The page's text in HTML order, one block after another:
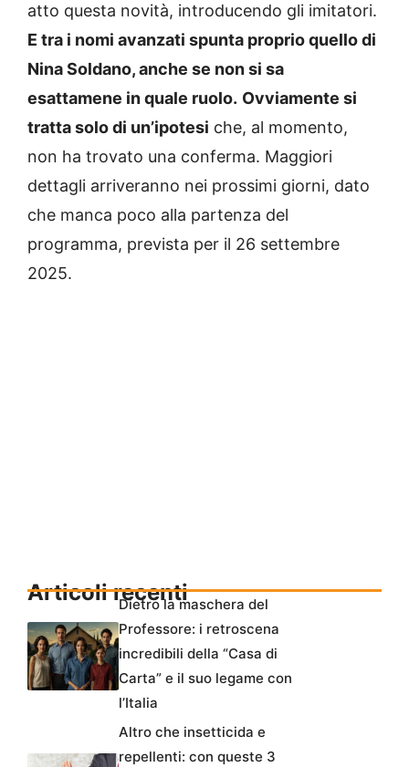
atto questa novità, introducendo gli imitatori.
E tra i nomi avanzati spunta proprio quello di
Nina Soldano, anche se non si sa
esattamene in quale ruolo. Ovviamente si
tratta solo di un’ipotesi che, al momento,
non ha trovato una conferma. Maggiori
dettagli arriveranno nei prossimi giorni, dato
che manca poco alla partenza del
programma, prevista per il 26 settembre
2025.
Articoli recentiDietro la maschera del
Professore: i retroscena
incredibili della “Casa di
Carta” e il suo legame con
l’Italia
Altro che insetticida e
repellenti: con queste 3